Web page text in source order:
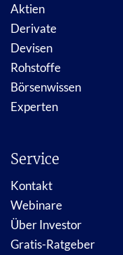
Aktien
Derivate
Devisen
Rohstoffe
Börsenwissen
Experten
Service
Kontakt
Webinare
Über Investor
Gratis-Ratgeber